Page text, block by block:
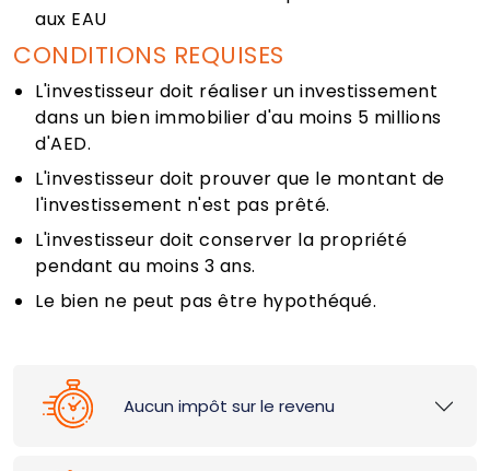
aux EAU
CONDITIONS REQUISES
L'investisseur doit réaliser un investissement
dans un bien immobilier d'au moins 5 millions
d'AED.
L'investisseur doit prouver que le montant de
l'investissement n'est pas prêté.
L'investisseur doit conserver la propriété
pendant au moins 3 ans.
Le bien ne peut pas être hypothéqué.
Aucun impôt sur le revenu